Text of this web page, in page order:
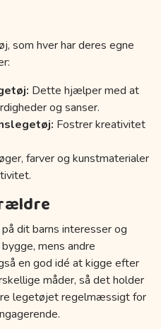
som hver har deres egne
Dette hjælper med at
og sanser.
Fostrer kreativitet
farver og kunstmaterialer
dit barns interesser og
mens andre
en god idé at kigge efter
måder, så det holder
legetøjet regelmæssigt for